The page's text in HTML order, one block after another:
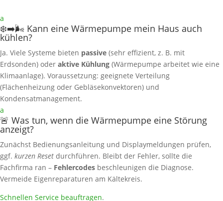
a
❄️➡️🌬️ Kann eine Wärmepumpe mein Haus auch
kühlen?
Ja. Viele Systeme bieten passive (sehr effizient, z. B. mit
Erdsonden) oder aktive Kühlung (Wärmepumpe arbeitet wie eine
Klimaanlage). Voraussetzung: geeignete Verteilung
(Flächenheizung oder Gebläsekonvektoren) und
Kondensatmanagement.
a
🚨 Was tun, wenn die Wärmepumpe eine Störung
anzeigt?
Zunächst Bedienungsanleitung und Displaymeldungen prüfen,
ggf. kurzen Reset durchführen. Bleibt der Fehler, sollte die
Fachfirma ran – Fehlercodes beschleunigen die Diagnose.
Vermeide Eigenreparaturen am Kältekreis.
Schnellen Service beauftragen.